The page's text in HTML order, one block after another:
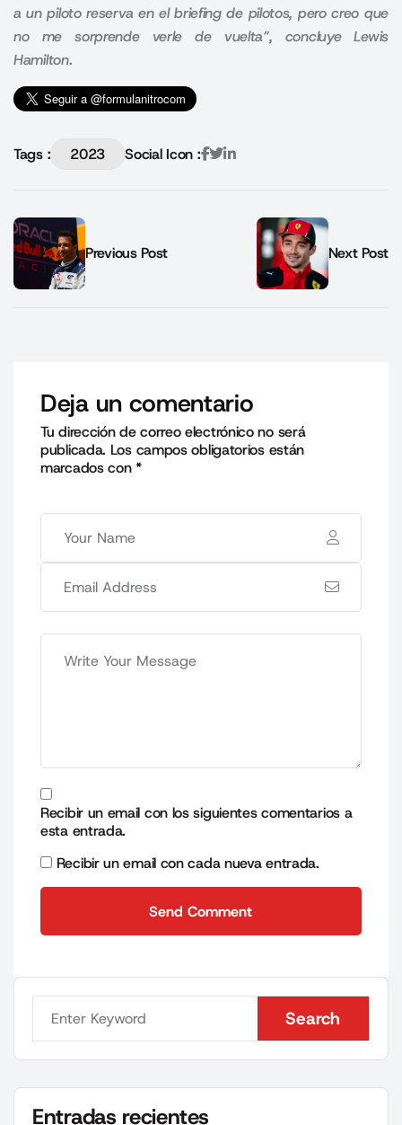
a un piloto reserva en el briefing de pilotos, pero creo que
no me sorprende verle de vuelta”, concluye Lewis
Hamilton.
Tags : 2023 Social Icon :
Previous Post Next Post
Deja un comentario
Tu dirección de correo electrónico no será
publicada. Los campos obligatorios están
marcados con*
Recibir un email con los siguientes comentarios a
esta entrada.
Recibir un email con cada nueva entrada.
Send Comment
Search
Search
Entradas recientes